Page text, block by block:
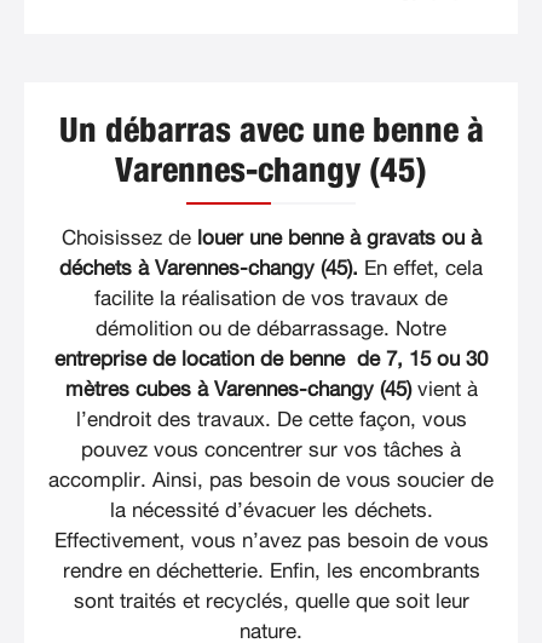
Un débarras avec une benne à
Varennes-changy (45)
Choisissez de louer une benne à gravats ou à
déchets à Varennes-changy (45). En effet, cela
facilite la réalisation de vos travaux de
démolition ou de débarrassage. Notre
entreprise de location de benne de 7, 15 ou 30
mètres cubes à Varennes-changy (45)vient à
l’endroit des travaux. De cette façon, vous
pouvez vous concentrer sur vos tâches à
accomplir. Ainsi, pas besoin de vous soucier de
la nécessité d’évacuer les déchets.
Effectivement, vous n’avez pas besoin de vous
rendre en déchetterie. Enfin, les encombrants
sont traités et recyclés, quelle que soit leur
nature.